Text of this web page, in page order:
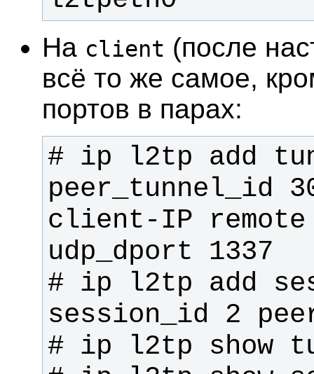
На client (после
всё то же самое,
портов в парах:
# ip l2tp add
peer_tunnel_id
client-IP remote
# ip l2tp add